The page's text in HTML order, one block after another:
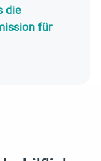
die
für